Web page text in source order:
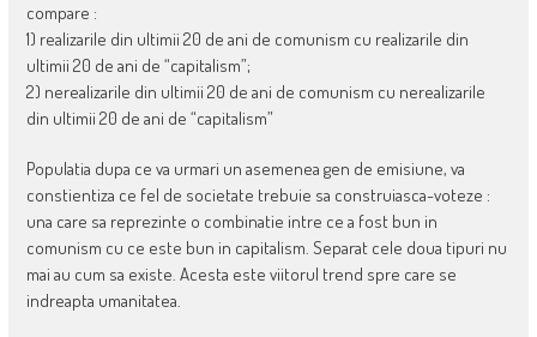
compare :
1) realizarile din ultimii 20 de ani de comunism cu realizarile din
ultimii 20 de ani de “capitalism”;
2) nerealizarile din ultimii 20 de ani de comunism cu nerealizarile
din ultimii 20 de ani de “capitalism”
Populatia dupa ce va urmari un asemenea gen de emisiune, va
constientiza ce fel de societate trebuie sa construiasca-voteze :
una care sa reprezinte o combinatie intre ce a fost bun in
comunism cu ce este bun in capitalism. Separat cele doua tipuri nu
mai au cum sa existe. Acesta este viitorul trend spre care se
indreapta umanitatea.